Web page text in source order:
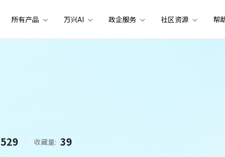
所有产品 万兴AI 政企服务 社区资源 帮
529 收藏量: 39